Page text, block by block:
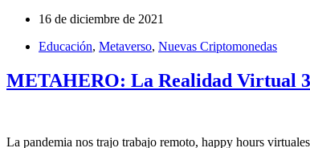
16 de diciembre de 2021
Educación, Metaverso, Nuevas Criptomonedas
METAHERO: La Realidad Virtual
La pandemia nos trajo trabajo remoto, happy hours